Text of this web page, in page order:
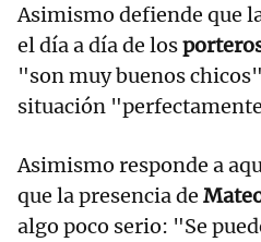
Asimismo defiende que
el día a día de los
"son muy buenos
situación
Asimismo responde a
que la presencia de
algo poco serio: "Se